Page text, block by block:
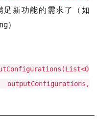
足新功能的需求了（如
）